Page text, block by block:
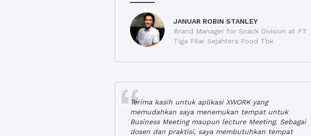
JANUAR ROBIN STANLEY
Brand Manager for Snack Division at PT
Tiga Pilar Sejahtera Food Tbk
Terima kasih untuk aplikasi XWORK yang
memudahkan saya menemukan tempat untuk
Business Meeting maupun lecture Meeting. Sebagai
dosen dan praktisi, saya membutuhkan tempat